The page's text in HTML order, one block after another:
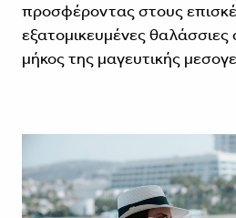
προσφέροντας στους
εξατομικευμένες
μήκος της μαγευτικής